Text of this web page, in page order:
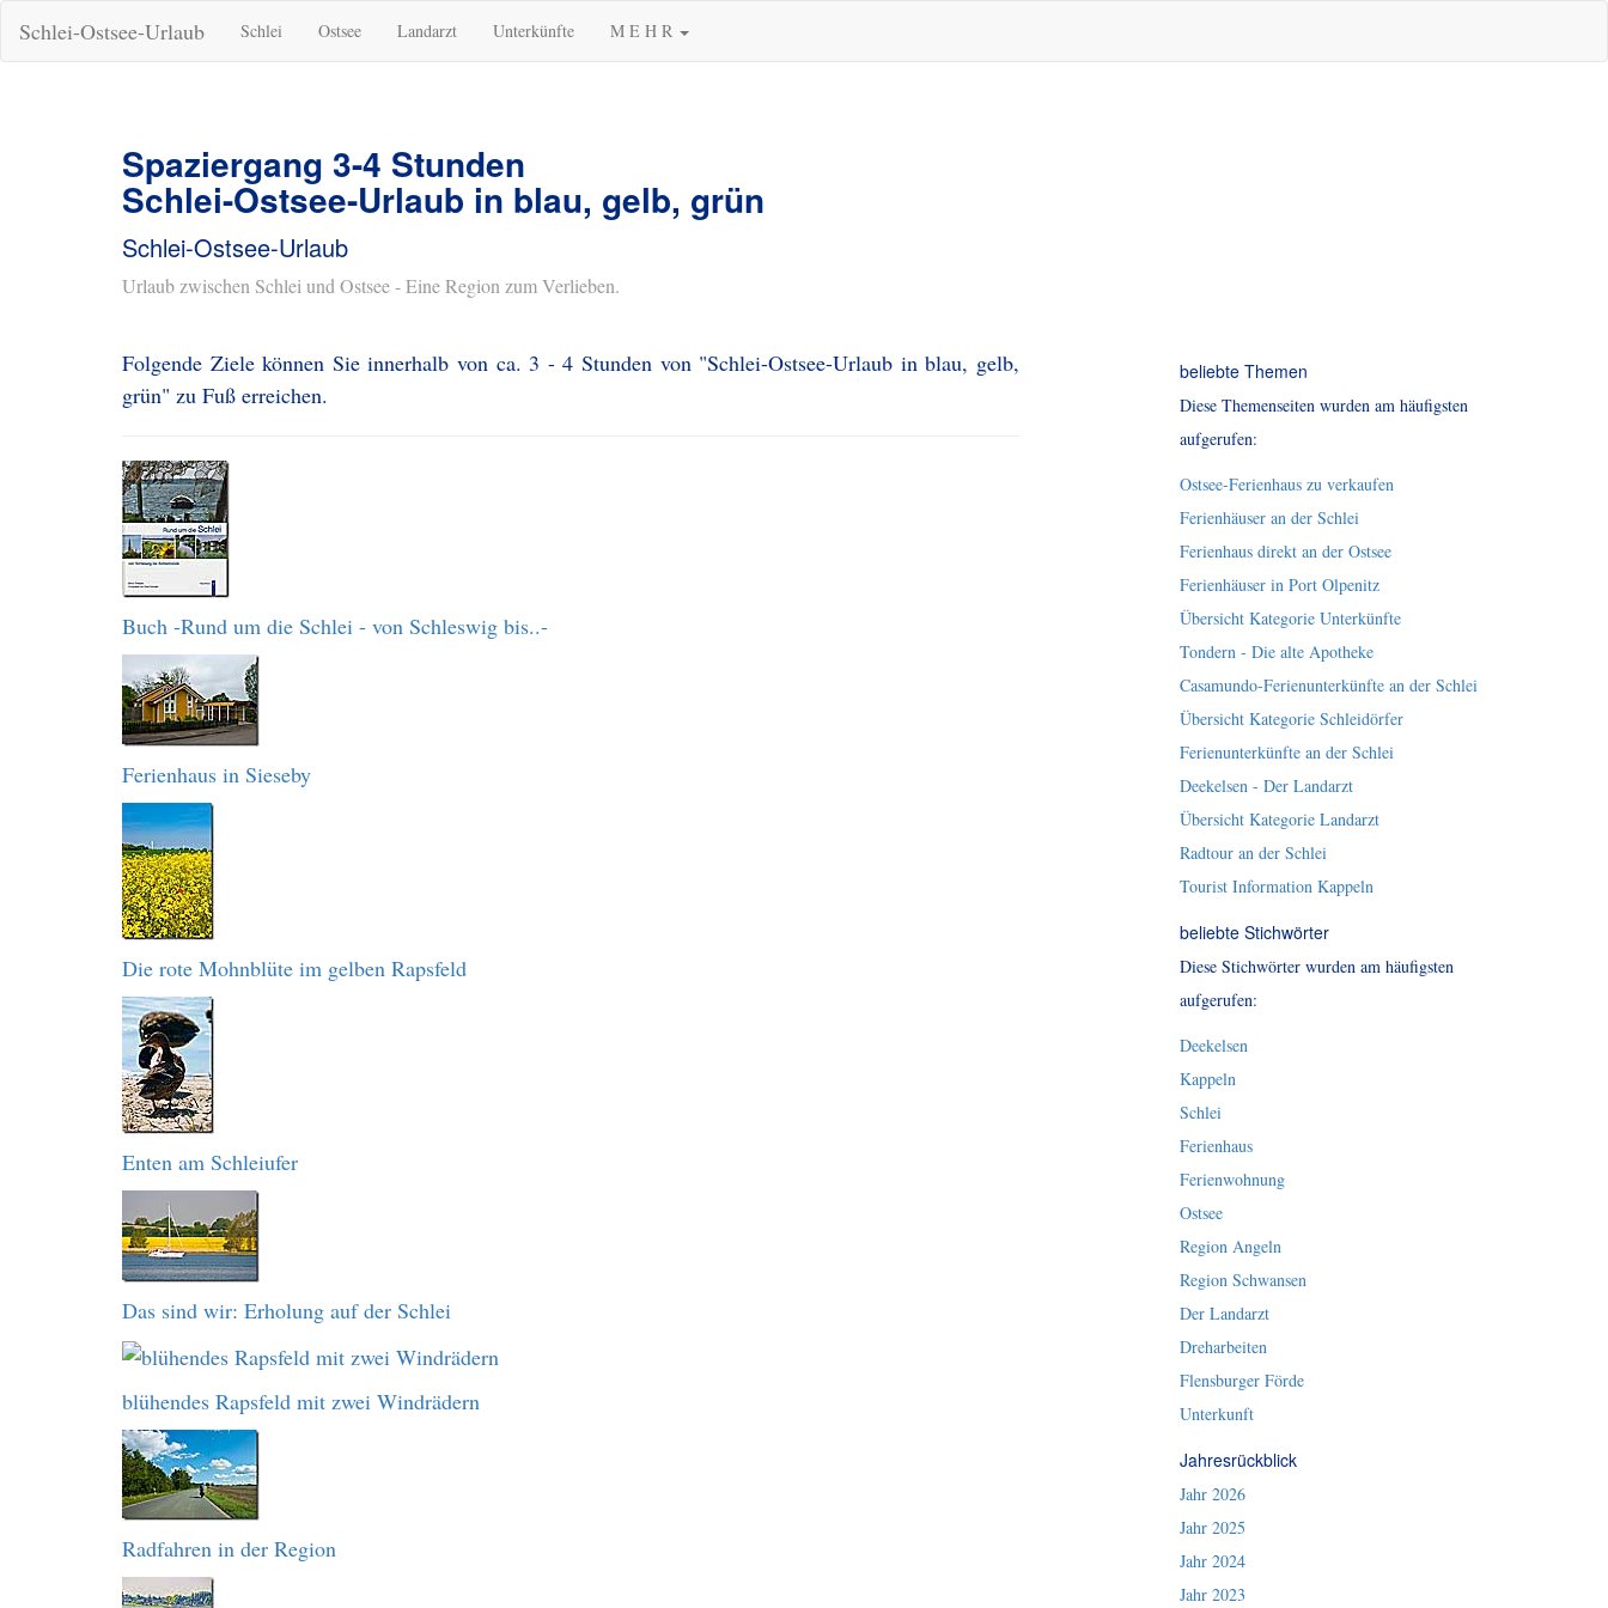
Schlei-Ostsee-Urlaub Schlei Ostsee Landarzt Unterkünfte M E H R
Spaziergang 3-4 Stunden
Schlei-Ostsee-Urlaub in blau, gelb, grün
Schlei-Ostsee-Urlaub
Urlaub zwischen Schlei und Ostsee - Eine Region zum Verlieben.
Folgende Ziele können Sie innerhalb von ca. 3 - 4 Stunden von "Schlei-Ostsee-Urlaub in blau, gelb,
grün" zu Fuß erreichen.
Buch -Rund um die Schlei - von Schleswig bis..-
Ferienhaus in Sieseby
Die rote Mohnblüte im gelben Rapsfeld
Enten am Schleiufer
Das sind wir: Erholung auf der Schlei
blühendes Rapsfeld mit zwei Windrädern
Radfahren in der Region
beliebte Themen
Diese Themenseiten wurden am häufigsten
aufgerufen:
Ostsee-Ferienhaus zu verkaufen
Ferienhäuser an der Schlei
Ferienhaus direkt an der Ostsee
Ferienhäuser in Port Olpenitz
Übersicht Kategorie Unterkünfte
Tondern - Die alte Apotheke
Casamundo-Ferienunterkünfte an der Schlei
Übersicht Kategorie Schleidörfer
Ferienunterkünfte an der Schlei
Deekelsen - Der Landarzt
Übersicht Kategorie Landarzt
Radtour an der Schlei
Tourist Information Kappeln
beliebte Stichwörter
Diese Stichwörter wurden am häufigsten
aufgerufen:
Deekelsen
Kappeln
Schlei
Ferienhaus
Ferienwohnung
Ostsee
Region Angeln
Region Schwansen
Der Landarzt
Dreharbeiten
Flensburger Förde
Unterkunft
Jahresrückblick
Jahr 2026
Jahr 2025
Jahr 2024
Jahr 2023